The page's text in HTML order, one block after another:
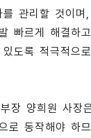
관리할 것이
빠르게 해결하
도록 적극적으
장 양희원 사장
로 동작해야 하